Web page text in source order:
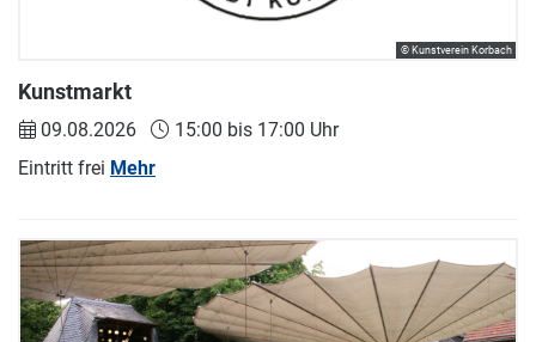
Kunstmarkt
09.08.2026
15:00 bis 17:00 Uhr
Eintritt frei Mehr
© Kunstverein Korbach